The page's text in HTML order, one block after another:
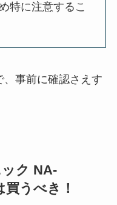
特に注意するこ
事前に確認さえす
ック NA-
うべき！